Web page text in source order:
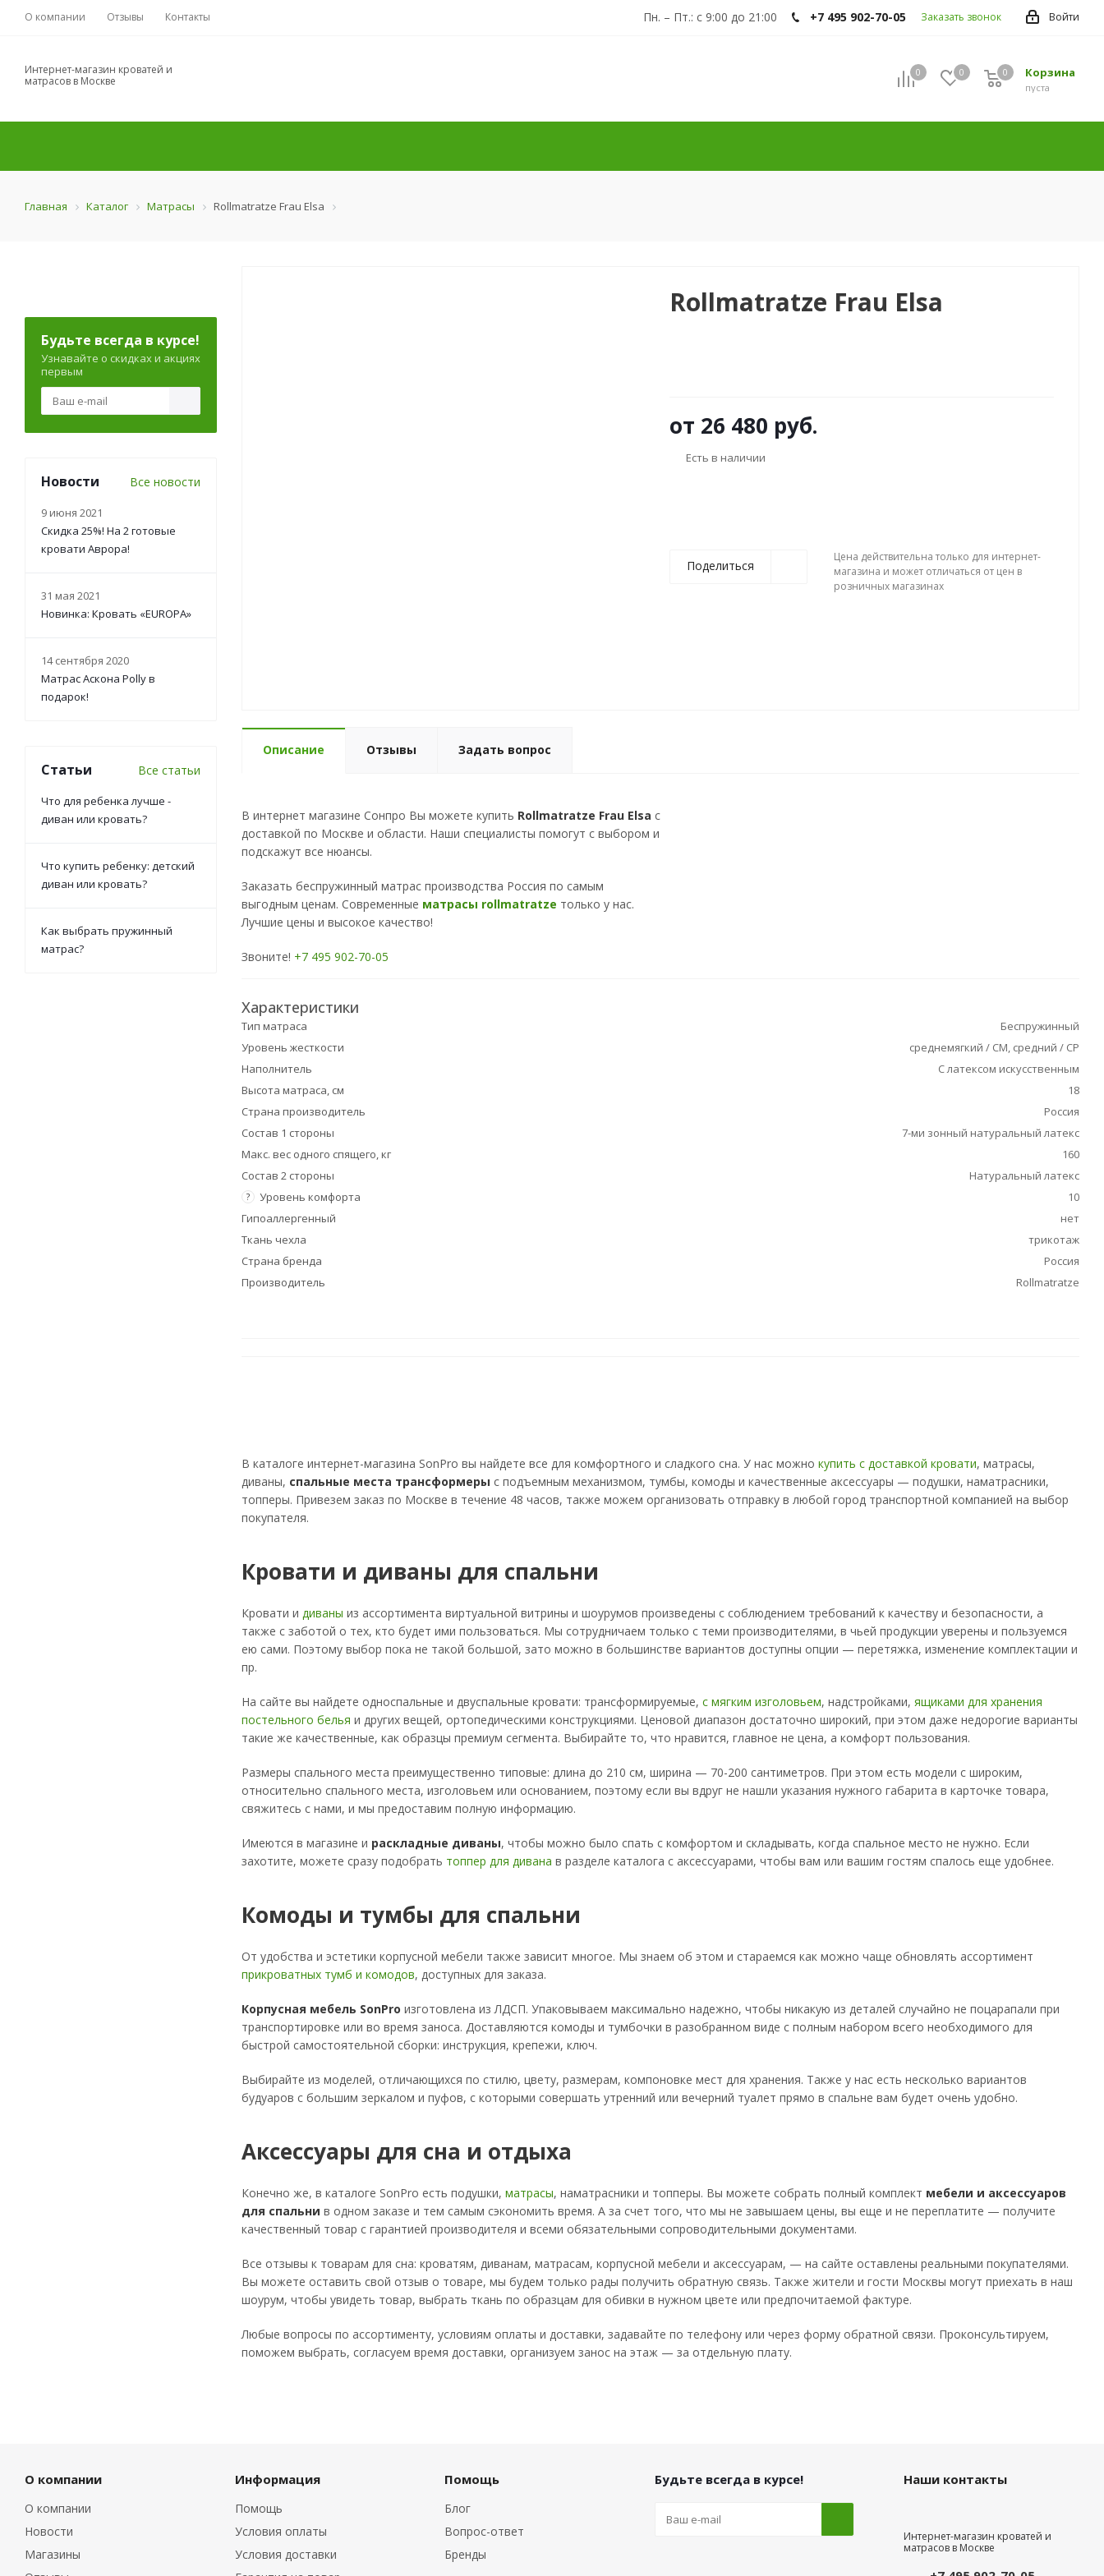
О компании Отзывы Контакты Войти
Пн. – Пт.: с 9:00 до 21:00 +7 495 902-70-05 Заказать звонок
Интернет-магазин кроватей и
матрасов в Москве
0 0 Корзина
пуста
0
Главная Каталог Матрасы Rollmatratze Frau Elsa
Rollmatratze Frau Elsa
от 26 480 руб.
Есть в наличии
Поделиться
Цена действительна только для интернет-
магазина и может отличаться от цен в
розничных магазинах
Описание Отзывы Задать вопрос
В интернет магазине Сонпро Вы можете купить Rollmatratze Frau Elsa с
доставкой по Москве и области. Наши специалисты помогут с выбором и
подскажут все нюансы.
Заказать беспружинный матрас производства Россия по самым
выгодным ценам. Современные матрасы rollmatratze только у нас.
Лучшие цены и высокое качество!
Звоните! +7 495 902-70-05
Характеристики
Тип матраса
Беспружинный
Уровень жесткости
среднемягкий / СМ, средний / СР
Наполнитель
С латексом искусственным
Высота матраса, см
18
Страна производитель
Россия
Состав 1 стороны
7-ми зонный натуральный латекс
Макс. вес одного спящего, кг
160
Состав 2 стороны
Натуральный латекс
? Уровень комфорта
10
Гипоаллергенный
нет
Ткань чехла
трикотаж
Страна бренда
Россия
Производитель
Rollmatratze
В каталоге интернет-магазина SonPro вы найдете все для комфортного и сладкого сна. У нас можно купить с доставкой кровати, матрасы,
диваны, спальные места трансформеры с подъемным механизмом, тумбы, комоды и качественные аксессуары — подушки, наматрасники,
топперы. Привезем заказ по Москве в течение 48 часов, также можем организовать отправку в любой город транспортной компанией на выбор
покупателя.
Кровати и диваны для спальни
Кровати и диваны из ассортимента виртуальной витрины и шоурумов произведены с соблюдением требований к качеству и безопасности, а
также с заботой о тех, кто будет ими пользоваться. Мы сотрудничаем только с теми производителями, в чьей продукции уверены и пользуемся
ею сами. Поэтому выбор пока не такой большой, зато можно в большинстве вариантов доступны опции — перетяжка, изменение комплектации и
пр.
На сайте вы найдете односпальные и двуспальные кровати: трансформируемые, с мягким изголовьем, надстройками, ящиками для хранения
постельного белья и других вещей, ортопедическими конструкциями. Ценовой диапазон достаточно широкий, при этом даже недорогие варианты
такие же качественные, как образцы премиум сегмента. Выбирайте то, что нравится, главное не цена, а комфорт пользования.
Размеры спального места преимущественно типовые: длина до 210 см, ширина — 70-200 сантиметров. При этом есть модели с широким,
относительно спального места, изголовьем или основанием, поэтому если вы вдруг не нашли указания нужного габарита в карточке товара,
свяжитесь с нами, и мы предоставим полную информацию.
Имеются в магазине и раскладные диваны, чтобы можно было спать с комфортом и складывать, когда спальное место не нужно. Если
захотите, можете сразу подобрать топпер для дивана в разделе каталога с аксессуарами, чтобы вам или вашим гостям спалось еще удобнее.
Комоды и тумбы для спальни
От удобства и эстетики корпусной мебели также зависит многое. Мы знаем об этом и стараемся как можно чаще обновлять ассортимент
прикроватных тумб и комодов, доступных для заказа.
Корпусная мебель SonPro изготовлена из ЛДСП. Упаковываем максимально надежно, чтобы никакую из деталей случайно не поцарапали при
транспортировке или во время заноса. Доставляются комоды и тумбочки в разобранном виде с полным набором всего необходимого для
быстрой самостоятельной сборки: инструкция, крепежи, ключ.
Выбирайте из моделей, отличающихся по стилю, цвету, размерам, компоновке мест для хранения. Также у нас есть несколько вариантов
будуаров с большим зеркалом и пуфов, с которыми совершать утренний или вечерний туалет прямо в спальне вам будет очень удобно.
Аксессуары для сна и отдыха
Конечно же, в каталоге SonPro есть подушки, матрасы, наматрасники и топперы. Вы можете собрать полный комплект мебели и аксессуаров
для спальни в одном заказе и тем самым сэкономить время. А за счет того, что мы не завышаем цены, вы еще и не переплатите — получите
качественный товар с гарантией производителя и всеми обязательными сопроводительными документами.
Все отзывы к товарам для сна: кроватям, диванам, матрасам, корпусной мебели и аксессуарам, — на сайте оставлены реальными покупателями.
Вы можете оставить свой отзыв о товаре, мы будем только рады получить обратную связь. Также жители и гости Москвы могут приехать в наш
шоурум, чтобы увидеть товар, выбрать ткань по образцам для обивки в нужном цвете или предпочитаемой фактуре.
Любые вопросы по ассортименту, условиям оплаты и доставки, задавайте по телефону или через форму обратной связи. Проконсультируем,
поможем выбрать, согласуем время доставки, организуем занос на этаж — за отдельную плату.
Будьте всегда в курсе!
Узнавайте о скидках и акциях
первым
Новости Все новости
9 июня 2021
Скидка 25%! На 2 готовые
кровати Аврора!
31 мая 2021
Новинка: Кровать «EUROPA»
14 сентября 2020
Матрас Аскона Polly в
подарок!
Статьи Все статьи
Что для ребенка лучше -
диван или кровать?
Что купить ребенку: детский
диван или кровать?
Как выбрать пружинный
матрас?
О компании
О компании
Новости
Магазины
Информация
Помощь
Условия оплаты
Условия доставки
Помощь
Блог
Вопрос-ответ
Бренды
Будьте всегда в курсе! Наши контакты
Интернет-магазин кроватей и
матрасов в Москве